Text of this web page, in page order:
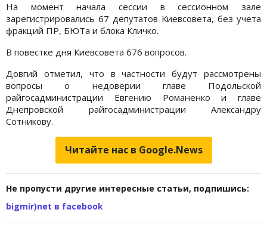
На момент начала сессии в сессионном зале
зарегистрировались 67 депутатов Киевсовета, без учета
фракций ПР, БЮТа и блока Кличко.
В повестке дня Киевсовета 676 вопросов.
Довгий отметил, что в частности будут рассмотрены
вопросы о недоверии главе Подольской
райгосадминистрации Евгению Романенко и главе
Днепровской райгосадминистрации Александру
Сотникову.
Читайте нас в Google.News
Не пропусти другие интересные статьи, подпишись:
bigmir)net в facebook